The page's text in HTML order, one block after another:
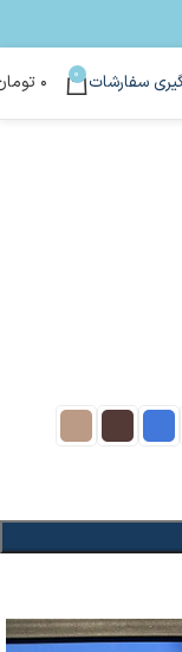
سفارشات 0 ۰